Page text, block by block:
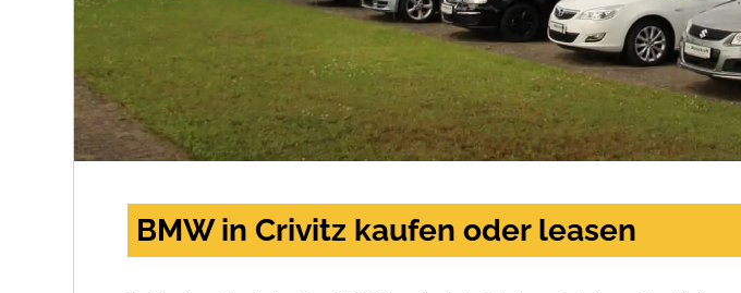
BMW in Crivitz kaufen oder leasen